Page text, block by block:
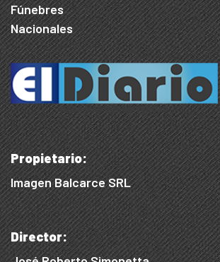
Fúnebres
Nacionales
Propietario:
Imagen Balcarce SRL
Director: